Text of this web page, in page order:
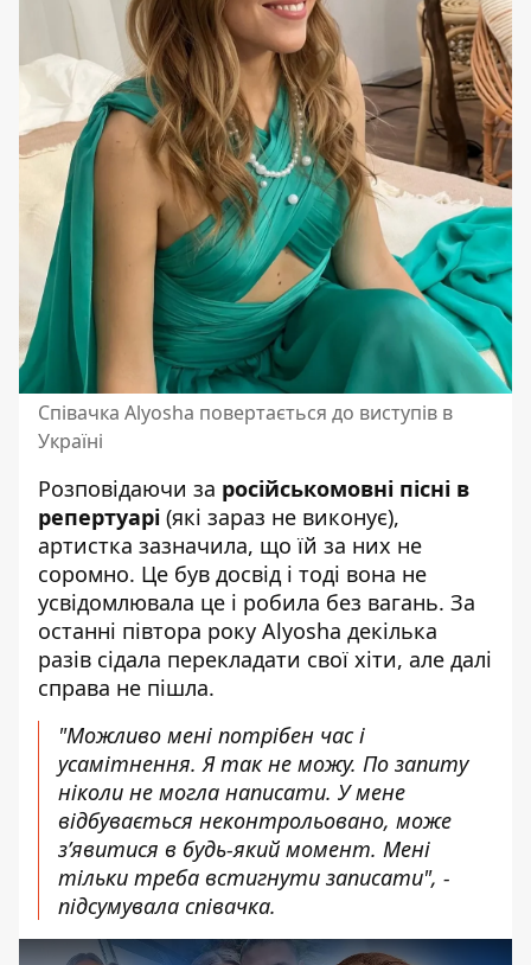
Співачка Alyosha повертається до виступів в
Україні
Розповідаючи за російськомовні пісні в
репертуарі (які зараз не виконує),
артистка зазначила, що їй за них не
соромно. Це був досвід і тоді вона не
усвідомлювала це і робила без вагань. За
останні півтора року Alyosha декілька
разів сідала перекладати свої хіти, але далі
справа не пішла.
"Можливо мені потрібен час і
усамітнення. Я так не можу. По запиту
ніколи не могла написати. У мене
відбувається неконтрольовано, може
з’явитися в будь-який момент. Мені
тільки треба встигнути записати", -
підсумувала співачка.